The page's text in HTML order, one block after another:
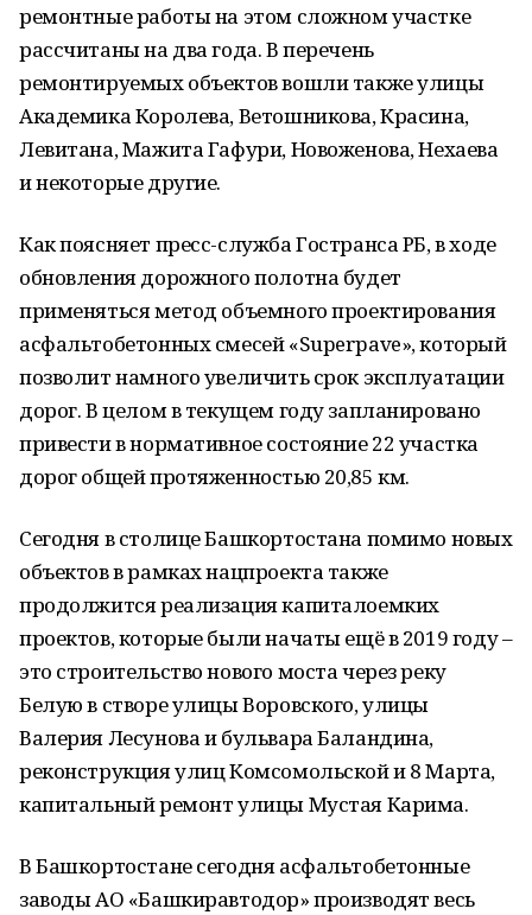
ремонтные работы на этом сложном участке
рассчитаны на два года. В перечень
ремонтируемых объектов вошли также улицы
Академика Королева, Ветошникова, Красина,
Левитана, Мажита Гафури, Новоженова, Нехаева
и некоторые другие.
Как поясняет пресс-служба Гостранса РБ, в ходе
обновления дорожного полотна будет
применяться метод объемного проектирования
асфальтобетонных смесей «Superpave», который
позволит намного увеличить срок эксплуатации
дорог. В целом в текущем году запланировано
привести в нормативное состояние 22 участка
дорог общей протяженностью 20,85 км.
Сегодня в столице Башкортостана помимо новых
объектов в рамках нацпроекта также
продолжится реализация капиталоемких
проектов, которые были начаты ещё в 2019 году –
это строительство нового моста через реку
Белую в створе улицы Воровского, улицы
Валерия Лесунова и бульвара Баландина,
реконструкция улиц Комсомольской и 8 Марта,
капитальный ремонт улицы Мустая Карима.
В Башкортостане сегодня асфальтобетонные
заводы АО «Башкиравтодор» производят весь